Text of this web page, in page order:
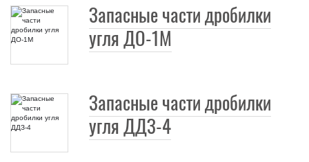
Запасные части дробилки
угля ДО-1М
Запасные части дробилки
угля ДДЗ-4